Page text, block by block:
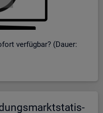
ver­füg­bar? (Dauer: